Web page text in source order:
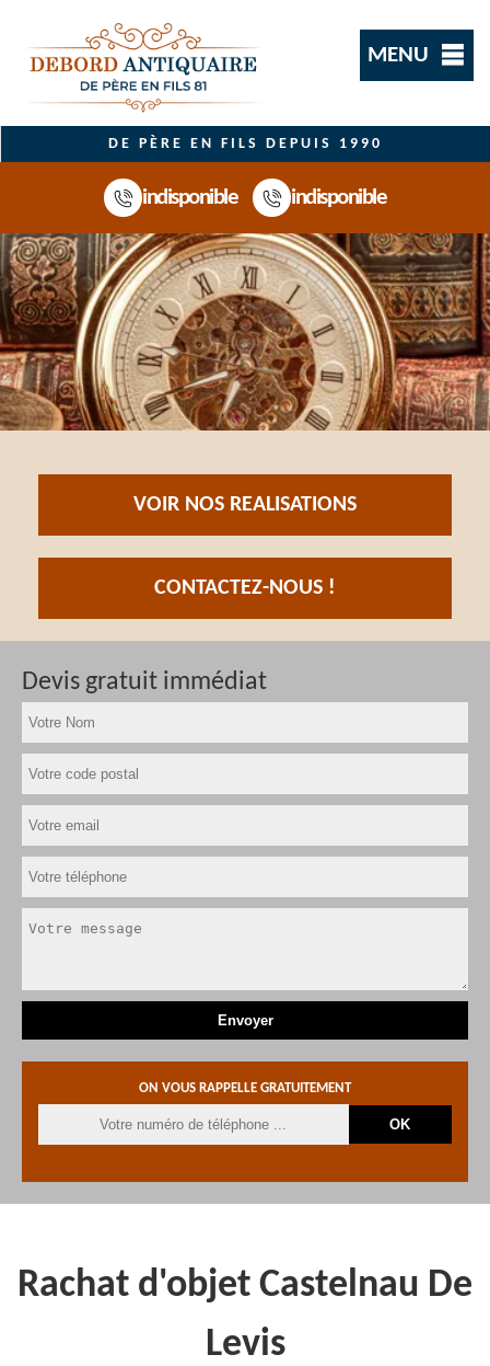
MENU
DE PÈRE EN FILS DEPUIS 1990
indisponible indisponible
VOIR NOS REALISATIONS
CONTACTEZ-NOUS !
Devis gratuit immédiat
ON VOUS RAPPELLE GRATUITEMENT
Rachat d'objet Castelnau De
Levis